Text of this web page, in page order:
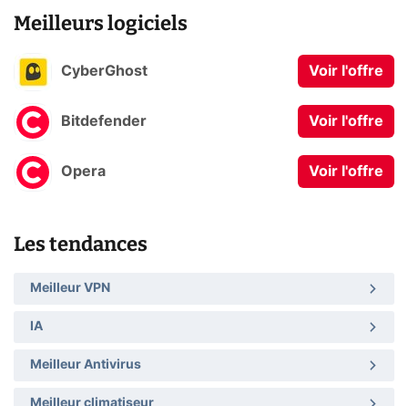
Meilleurs logiciels
CyberGhost Voir l'offre
Bitdefender Voir l'offre
Opera Voir l'offre
Les tendances
Meilleur VPN
IA
Meilleur Antivirus